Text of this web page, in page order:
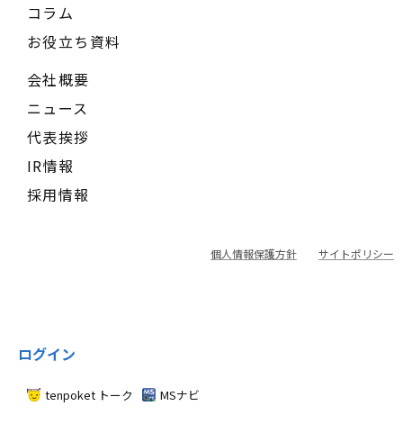
コラム
お役立ち資料
会社概要
ニュース
代表挨拶
IR情報
採用情報
個人情報保護方針 サイトポリシー
ログイン
tenpoket トーク MSナビ